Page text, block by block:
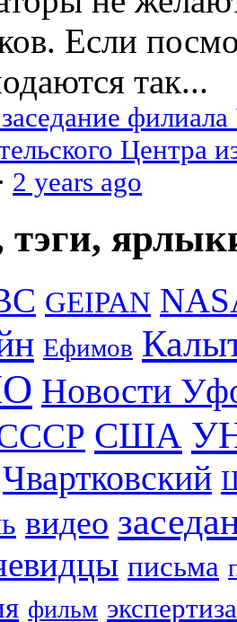
Если
так...
Центра
· 2 years ago
GEIPAN
Ефимов
Новости
США
Чвартковский
видео
письма
фильм экспертиза